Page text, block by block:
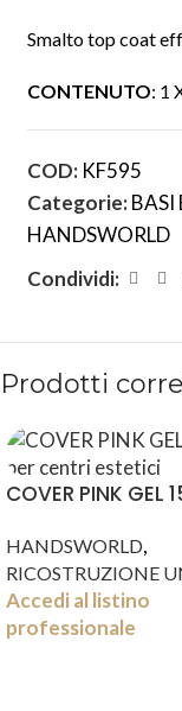
Smalto top coat
CONTENUTO: 1
COD: KF595
Categorie:BASI
HANDSWORLD
Condividi:
Prodotti
COVER PINK GEL
HANDSWORLD,
RICOSTRUZIONE
Accedi al listino
professionale